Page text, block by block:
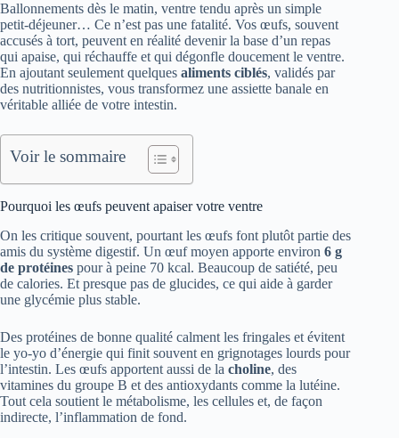
Ballonnements dès le matin, ventre tendu après un simple
petit-déjeuner… Ce n’est pas une fatalité. Vos œufs, souvent
accusés à tort, peuvent en réalité devenir la base d’un repas
qui apaise, qui réchauffe et qui dégonfle doucement le ventre.
En ajoutant seulement quelques aliments ciblés, validés par
des nutritionnistes, vous transformez une assiette banale en
véritable alliée de votre intestin.
Voir le sommaire
Pourquoi les œufs peuvent apaiser votre ventre
On les critique souvent, pourtant les œufs font plutôt partie des
amis du système digestif. Un œuf moyen apporte environ 6 g
de protéines pour à peine 70 kcal. Beaucoup de satiété, peu
de calories. Et presque pas de glucides, ce qui aide à garder
une glycémie plus stable.
Des protéines de bonne qualité calment les fringales et évitent
le yo-yo d’énergie qui finit souvent en grignotages lourds pour
l’intestin. Les œufs apportent aussi de la choline, des
vitamines du groupe B et des antioxydants comme la lutéine.
Tout cela soutient le métabolisme, les cellules et, de façon
indirecte, l’inflammation de fond.